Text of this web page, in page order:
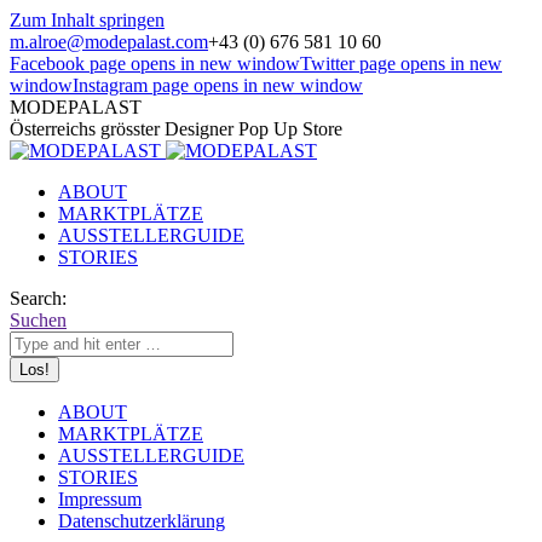
Zum Inhalt springen
m.alroe@modepalast.com+43 (0) 676 581 10 60
Facebook page opens in new windowTwitter page opens in new
windowInstagram page opens in new window
MODEPALAST
Österreichs grösster Designer Pop Up Store
ABOUT
MARKTPLÄTZE
AUSSTELLERGUIDE
STORIES
Search:
Suchen
ABOUT
MARKTPLÄTZE
AUSSTELLERGUIDE
STORIES
Impressum
Datenschutzerklärung